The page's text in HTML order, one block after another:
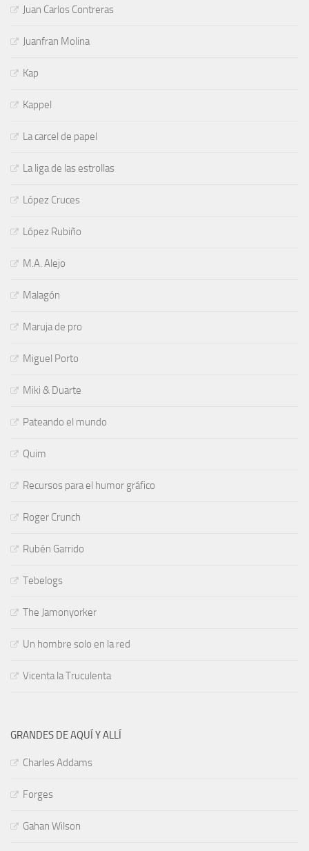
Juan Carlos Contreras
Juanfran Molina
Kap
Kappel
La carcel de papel
La liga de las estrollas
López Cruces
López Rubiño
M.A. Alejo
Malagón
Maruja de pro
Miguel Porto
Miki & Duarte
Pateando el mundo
Quim
Recursos para el humor gráfico
Roger Crunch
Rubén Garrido
Tebelogs
The Jamonyorker
Un hombre solo en la red
Vicenta la Truculenta
GRANDES DE AQUÍ Y ALLÍ
Charles Addams
Forges
Gahan Wilson